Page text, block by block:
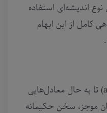
نوع اندیشه‌ای استفاده
کامل از این ابهام
برای واژه‌ی آفوریسم (aphorism) تا به حال معادل‌هایی
موجز، سخن حکیمانه